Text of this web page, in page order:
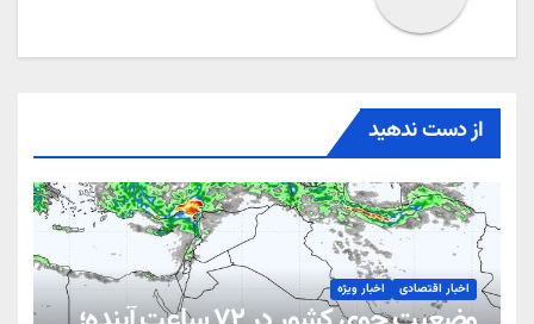
از دست ندهید
اخبار اقتصادی اخبار ویژه